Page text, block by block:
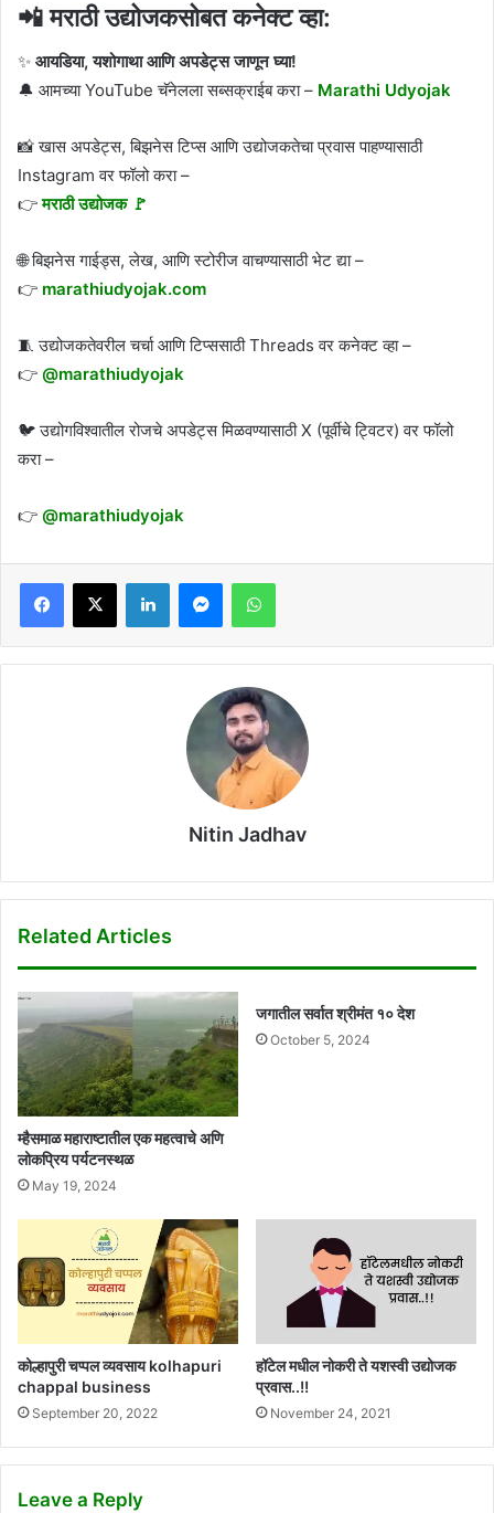
📲 मराठी उद्योजकसोबत कनेक्ट व्हा:
✨ आयडिया, यशोगाथा आणि अपडेट्स जाणून घ्या!
🔔 आमच्या YouTube चॅनेलला सब्सक्राईब करा – Marathi Udyojak
📸 खास अपडेट्स, बिझनेस टिप्स आणि उद्योजकतेचा प्रवास पाहण्यासाठी
Instagram वर फॉलो करा –
👉मराठी उद्योजक 🚩
🌐 बिझनेस गाईड्स, लेख, आणि स्टोरीज वाचण्यासाठी भेट द्या –
👉 marathiudyojak.com
🧵 उद्योजकतेवरील चर्चा आणि टिप्ससाठी Threads वर कनेक्ट व्हा –
👉 @marathiudyojak
🐦 उद्योगविश्वातील रोजचे अपडेट्स मिळवण्यासाठी X (पूर्वीचे ट्विटर) वर फॉलो
करा –
👉 @marathiudyojak
Facebook
X LinkedInMessengerWhatsApp
Nitin Jadhav
Related Articles
म्हैसमाळ महाराष्टातील एक महत्वाचे अणि
लोकप्रिय पर्यटनस्थळ
May 19, 2024
जगातील सर्वात श्रीमंत १० देश
October 5, 2024
कोल्हापुरी चप्पल व्यवसाय kolhapuri
chappal business
September 20, 2022
हॉटेल मधील नोकरी ते यशस्वी उद्योजक
प्रवास..!!
November 24, 2021
Leave a Reply